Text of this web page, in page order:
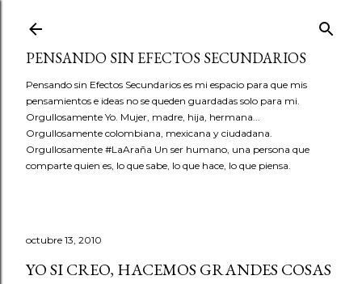
PENSANDO SIN EFECTOS SECUNDARIOS
Pensando sin Efectos Secundarios es mi espacio para que mis
pensamientos e ideas no se queden guardadas solo para mi.
Orgullosamente Yo. Mujer, madre, hija, hermana...
Orgullosamente colombiana, mexicana y ciudadana.
Orgullosamente #LaAraña Un ser humano, una persona que
comparte quien es, lo que sabe, lo que hace, lo que piensa.
octubre 13, 2010
YO SI CREO, HACEMOS GRANDES COSAS